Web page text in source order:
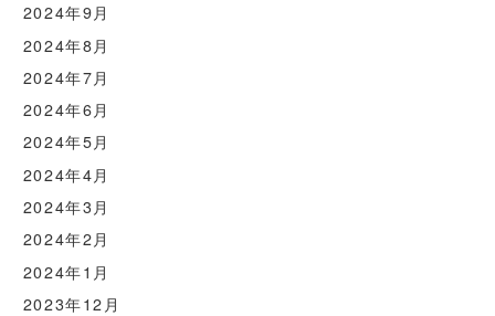
2024年9月
2024年8月
2024年7月
2024年6月
2024年5月
2024年4月
2024年3月
2024年2月
2024年1月
2023年12月